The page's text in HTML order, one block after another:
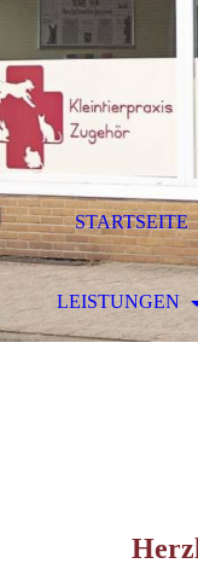
STARTSEITE
LEISTUNGEN